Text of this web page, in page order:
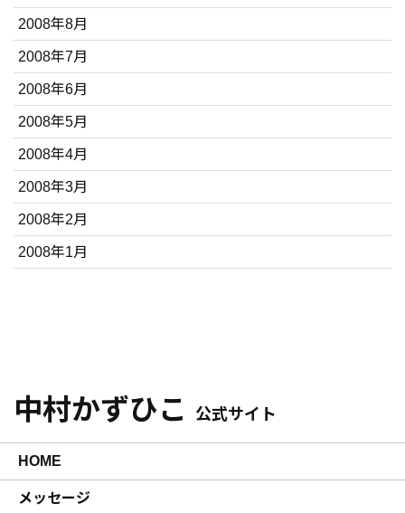
2008年8月
2008年7月
2008年6月
2008年5月
2008年4月
2008年3月
2008年2月
2008年1月
中村かずひこ 公式サイト
HOME
メッセージ